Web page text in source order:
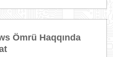
Ömrü Haqqında